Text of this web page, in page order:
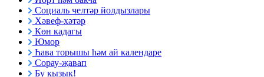
Социаль челтәр йолдызлары
Хәвеф-хәтәр
Көн кадагы
Юмор
Һава торышы һәм ай календаре
Сорау-җавап
Бу кызык!